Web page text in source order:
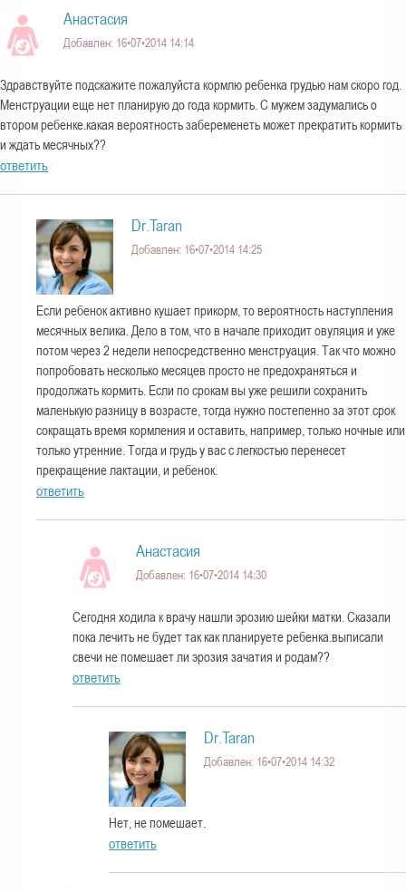
Анастасия
Добавлен: 16•07•2014 14:14
Здравствуйте подскажите пожалуйста кормлю ребенка грудью нам скоро год.
Менструации еще нет планирую до года кормить. С мужем задумались о
втором ребенке.какая вероятность забеременеть может прекратить кормить
и ждать месячных??
ответить
Dr.Taran
Добавлен: 16•07•2014 14:25
Если ребенок активно кушает прикорм, то вероятность наступления
месячных велика. Дело в том, что в начале приходит овуляция и уже
потом через 2 недели непосредственно менструация. Так что можно
попробовать несколько месяцев просто не предохраняться и
продолжать кормить. Если по срокам вы уже решили сохранить
маленькую разницу в возрасте, тогда нужно постепенно за этот срок
сокращать время кормления и оставить, например, только ночные или
только утренние. Тогда и грудь у вас с легкостью перенесет
прекращение лактации, и ребенок.
ответить
Анастасия
Добавлен: 16•07•2014 14:30
Сегодня ходила к врачу нашли эрозию шейки матки. Сказали
пока лечить не будет так как планируете ребенка.выписали
свечи не помешает ли эрозия зачатия и родам??
ответить
Dr.Taran
Добавлен: 16•07•2014 14:32
Нет, не помешает.
ответить